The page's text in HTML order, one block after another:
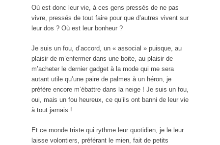
Où est donc leur vie, à ces gens pressés de ne pas
vivre, pressés de tout faire pour que d’autres vivent sur
leur dos ? Où est leur bonheur ?
Je suis un fou, d’accord, un « associal » puisque, au
plaisir de m’enfermer dans une boite, au plaisir de
m’acheter le dernier gadget à la mode qui me sera
autant utile qu’une paire de palmes à un héron, je
préfère encore m’ébattre dans la neige ! Je suis un fou,
oui, mais un fou heureux, ce qu’ils ont banni de leur vie
à tout jamais !
Et ce monde triste qui rythme leur quotidien, je le leur
laisse volontiers, préférant le mien, fait de petits